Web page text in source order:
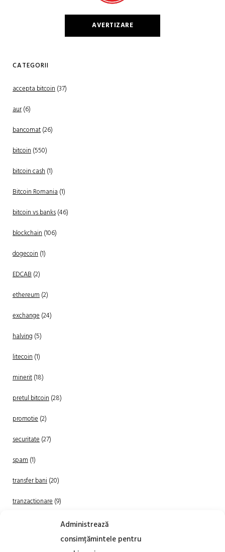
Administrează
consimțămintele pentru
AVERTIZARE
CATEGORII
accepta bitcoin(37)
aur(6)
bancomat(26)
bitcoin(550)
bitcoin cash(1)
Bitcoin Romania(1)
bitcoin vs banks(46)
blockchain(106)
dogecoin(1)
EDCAB(2)
ethereum(2)
exchange(24)
halving (5)
litecoin(1)
minerit(18)
pretul bitcoin(28)
promotie(2)
securitate(27)
spam(1)
transfer bani(20)
tranzactionare(9)
(20)